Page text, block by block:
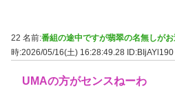
22 名前:番組の途中ですが翡翠の名無しが
時:2026/05/16(土) 16:28:49.28 ID:BIjAYl190
UMAの方がセンスねーわ